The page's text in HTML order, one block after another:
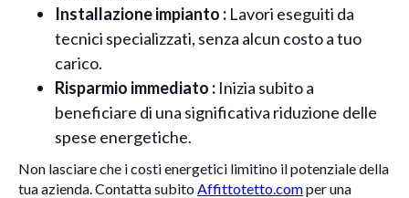
Installazione impianto : Lavori eseguiti da
tecnici specializzati, senza alcun costo a tuo
carico.
Risparmio immediato : Inizia subito a
beneficiare di una significativa riduzione delle
spese energetiche.
Non lasciare che i costi energetici limitino il potenziale della
tua azienda. Contatta subito Affittotetto.comper una